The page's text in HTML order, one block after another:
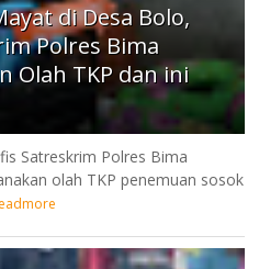
di Desa Bolo,
Polres Bima
Olah TKP dan ini
Satreskrim Polres Bima
olah TKP penemuan sosok